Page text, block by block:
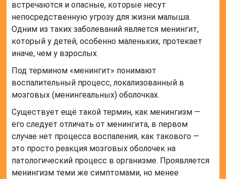
встречаются и опасные, которые несут
непосредственную угрозу для жизни малыша.
Одним из таких заболеваний является менингит,
который у детей, особенно маленьких, протекает
иначе, чем у взрослых.
Под термином «менингит» понимают
воспалительный процесс, локализованный в
мозговых (менингеальных) оболочках.
Существует ещё такой термин, как менингизм —
его следует отличать от менингита, в первом
случае нет процесса воспаления, как такового —
это просто реакция мозговых оболочек на
патологический процесс в организме. Проявляется
менингизм теми же симптомами, но менее